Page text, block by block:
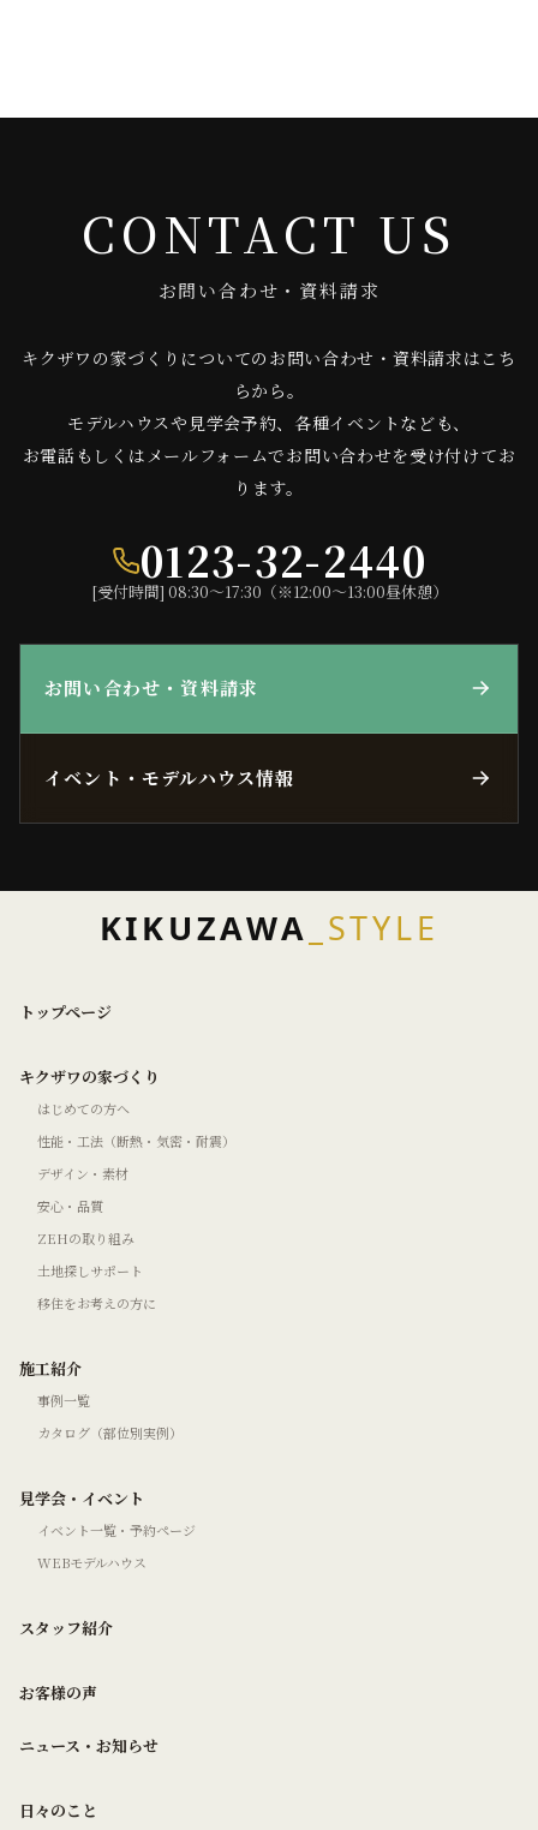
CONTACT US
お問い合わせ・資料請求
キクザワの家づくりについてのお問い合わせ・資料請求はこち
らから。
モデルハウスや見学会予約、各種イベントなども、
お電話もしくはメールフォームでお問い合わせを受け付けてお
ります。
0123-32-2440
[受付時間] 08:30〜17:30（※12:00〜13:00昼休憩）
お問い合わせ・資料請求
イベント・モデルハウス情報
KIKUZAWA _STYLE
トップページ
キクザワの家づくり
はじめての方へ
性能・工法（断熱・気密・耐震）
デザイン・素材
安心・品質
ZEHの取り組み
土地探しサポート
移住をお考えの方に
施工紹介
事例一覧
カタログ（部位別実例）
見学会・イベント
イベント一覧・予約ページ
WEBモデルハウス
スタッフ紹介
お客様の声
ニュース・お知らせ
日々のこと